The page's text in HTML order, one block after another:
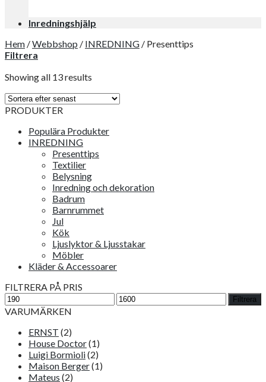
Inredningshjälp
Hem /Webbshop / INREDNING / Presenttips
Filtrera
Showing all 13 results
PRODUKTER
Populära Produkter
INREDNING
Presenttips
Textilier
Belysning
Inredning och dekoration
Badrum
Barnrummet
Jul
Kök
Ljuslyktor & Ljusstakar
Möbler
Kläder & Accessoarer
FILTRERA PÅ PRIS
Min
pris
Max
pris
Filtrera
VARUMÄRKEN
ERNST (2)
House Doctor(1)
Luigi Bormioli(2)
Maison Berger(1)
Mateus (2)